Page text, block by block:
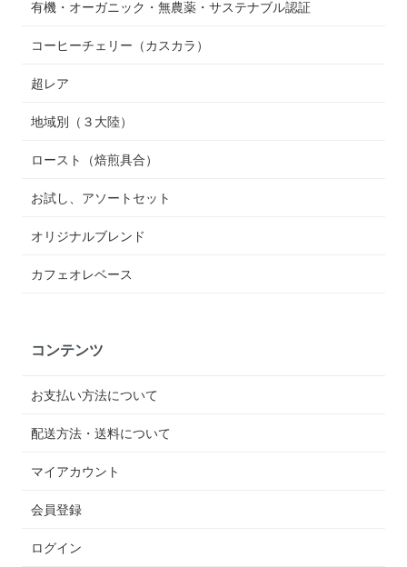
有機・オーガニック・無農薬・サステナブル認証
コーヒーチェリー（カスカラ）
超レア
地域別（３大陸）
ロースト（焙煎具合）
お試し、アソートセット
オリジナルブレンド
カフェオレベース
コンテンツ
お支払い方法について
配送方法・送料について
マイアカウント
会員登録
ログイン